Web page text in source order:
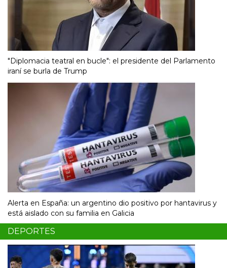
"Diplomacia teatral en bucle": el presidente del Parlamento
iraní se burla de Trump
Alerta en España: un argentino dio positivo por hantavirus y
está aislado con su familia en Galicia
DEPORTES